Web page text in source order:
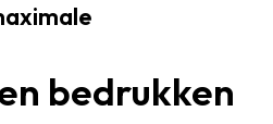
bedrukken